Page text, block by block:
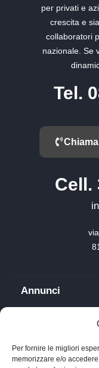
Per fornire le migliori
memorizzare e/o
per privati e
crescita e
collaboratori
nazionale. Se
Tel.
Cell.
Annunci
FAQ